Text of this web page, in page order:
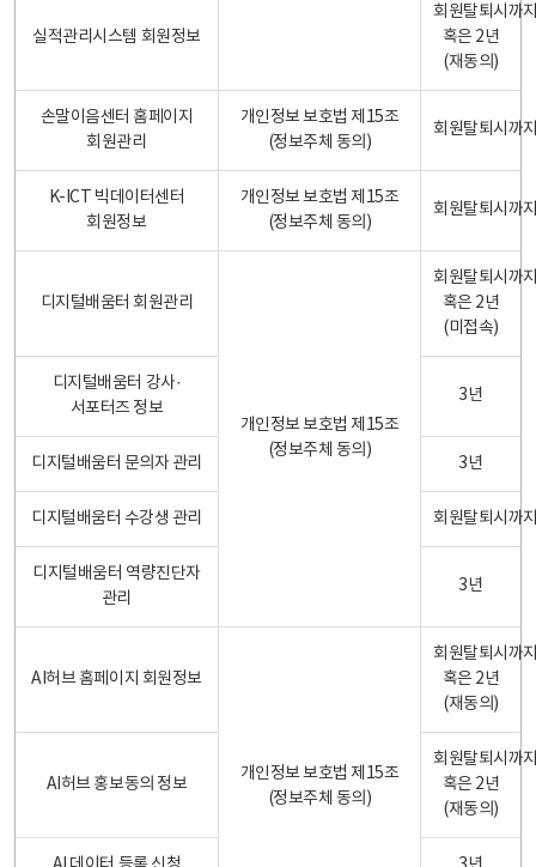
실적관리시스템 회원정보
회원탈퇴시까
혹은 2년
(재동의)
손말이음센터 홈페이지
회원관리
개인정보 보호법 제15조
(정보주체 동의)
회원탈퇴시까
K-ICT 빅데이터센터
회원정보
개인정보 보호법 제15조
(정보주체 동의)
회원탈퇴시까
디지털배움터 회원관리
개인정보 보호법 제15조
(정보주체 동의)
회원탈퇴시까
혹은 2년
(미접속)
디지털배움터 강사·
서포터즈 정보
3년
디지털배움터 문의자 관리 3년
디지털배움터 수강생 관리 회원탈퇴시까
디지털배움터 역량진단자
관리
3년
AI허브 홈페이지 회원정보
개인정보 보호법 제15조
(정보주체 동의)
회원탈퇴시까
혹은 2년
(재동의)
AI허브 홍보동의 정보
회원탈퇴시까
혹은 2년
(재동의)